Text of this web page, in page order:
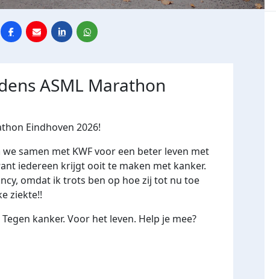
ASML Marathon
Eindhoven 2026!
samen met KWF voor een beter leven met
iedereen krijgt ooit te maken met kanker.
omdat ik trots ben op hoe zij tot nu toe
ziekte!!
kanker. Voor het leven. Help je mee?